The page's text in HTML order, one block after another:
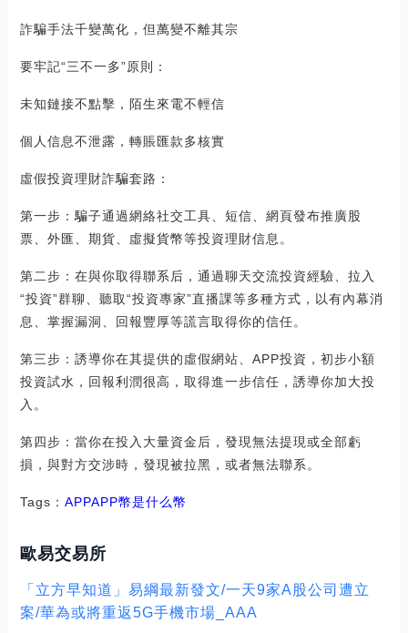
詐騙手法千變萬化，但萬變不離其宗
要牢記“三不一多”原則：
未知鏈接不點擊，陌生來電不輕信
個人信息不泄露，轉賬匯款多核實
虛假投資理財詐騙套路：
第一步：騙子通過網絡社交工具、短信、網頁發布推廣股
票、外匯、期貨、虛擬貨幣等投資理財信息。
第二步：在與你取得聯系后，通過聊天交流投資經驗、拉入
“投資”群聊、聽取“投資專家”直播課等多種方式，以有內幕消
息、掌握漏洞、回報豐厚等謊言取得你的信任。
第三步：誘導你在其提供的虛假網站、APP投資，初步小額
投資試水，回報利潤很高，取得進一步信任，誘導你加大投
入。
第四步：當你在投入大量資金后，發現無法提現或全部虧
損，與對方交涉時，發現被拉黑，或者無法聯系。
Tags： APPAPP幣是什么幣
歐易交易所
「立方早知道」易綱最新發文/一天9家A股公司遭立
案/華為或將重返5G手機市場_AAA